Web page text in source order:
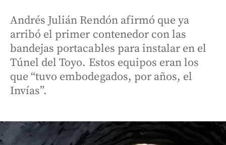
Andrés Julián Rendón afirmó que ya
arribó el primer contenedor con las
bandejas portacables para instalar en el
Túnel del Toyo. Estos equipos eran los
que “tuvo embodegados, por años, el
Invías”.